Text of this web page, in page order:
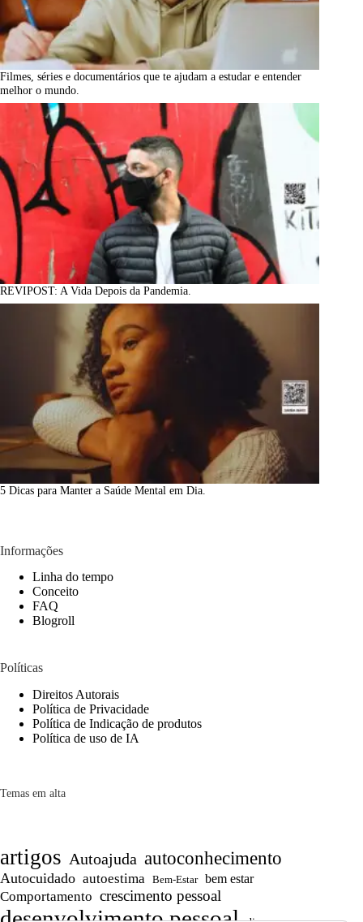
Filmes, séries e documentários que te ajudam a estudar e entender
melhor o mundo.
REVIPOST: A Vida Depois da Pandemia.
5 Dicas para Manter a Saúde Mental em Dia.
Informações
Linha do tempo
Conceito
FAQ
Blogroll
Políticas
Direitos Autorais
Política de Privacidade
Política de Indicação de produtos
Política de uso de IA
Temas em alta
artigos Autoajuda autoconhecimento
Autocuidado autoestima Bem-Estar bem estar
Comportamento crescimento pessoal